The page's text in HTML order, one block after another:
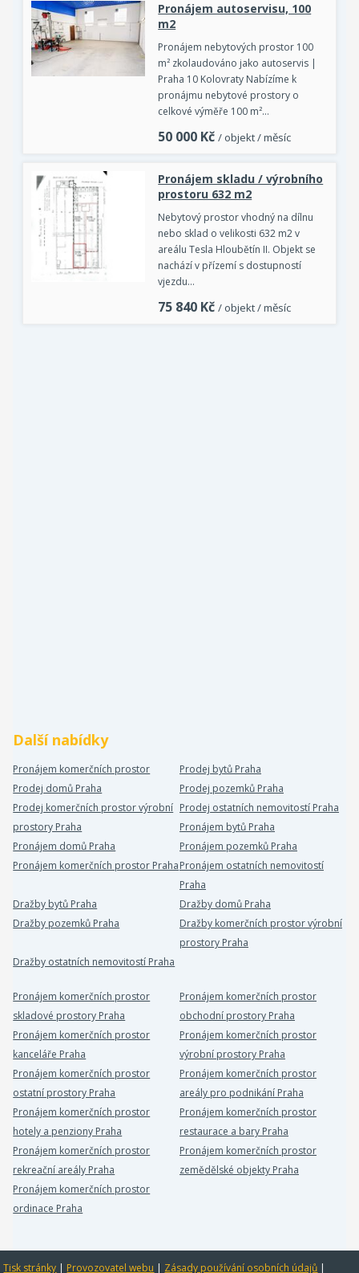
Pronájem autoservisu, 100
m2
Pronájem nebytových prostor 100
m² zkolaudováno jako autoservis |
Praha 10 Kolovraty Nabízíme k
pronájmu nebytové prostory o
celkové výměře 100 m²…
50 000 Kč / objekt / měsíc
Pronájem skladu / výrobního
prostoru 632 m2
Nebytový prostor vhodný na dílnu
nebo sklad o velikosti 632 m2 v
areálu Tesla Hloubětín II. Objekt se
nachází v přízemí s dostupností
vjezdu…
75 840 Kč / objekt / měsíc
Další nabídky
Pronájem komerčních prostor
Prodej bytů Praha
Prodej domů Praha
Prodej pozemků Praha
Prodej komerčních prostor výrobní
prostory Praha
Prodej ostatních nemovitostí Praha
Pronájem bytů Praha
Pronájem domů Praha
Pronájem pozemků Praha
Pronájem komerčních prostor PrahaPronájem ostatních nemovitostí
Praha
Dražby bytů Praha
Dražby domů Praha
Dražby pozemků Praha
Dražby komerčních prostor výrobní
prostory Praha
Dražby ostatních nemovitostí Praha
Pronájem komerčních prostor
skladové prostory Praha
Pronájem komerčních prostor
obchodní prostory Praha
Pronájem komerčních prostor
kanceláře Praha
Pronájem komerčních prostor
výrobní prostory Praha
Pronájem komerčních prostor
ostatní prostory Praha
Pronájem komerčních prostor
areály pro podnikání Praha
Pronájem komerčních prostor
hotely a penziony Praha
Pronájem komerčních prostor
restaurace a bary Praha
Pronájem komerčních prostor
rekreační areály Praha
Pronájem komerčních prostor
zemědělské objekty Praha
Pronájem komerčních prostor
ordinace Praha
Tisk stránky | Provozovatel webu | Zásady používání osobních údajů |